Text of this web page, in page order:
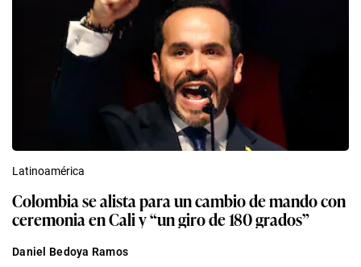
Latinoamérica
Colombia se alista para un cambio de mando con
ceremonia en Cali y “un giro de 180 grados”
Daniel Bedoya Ramos